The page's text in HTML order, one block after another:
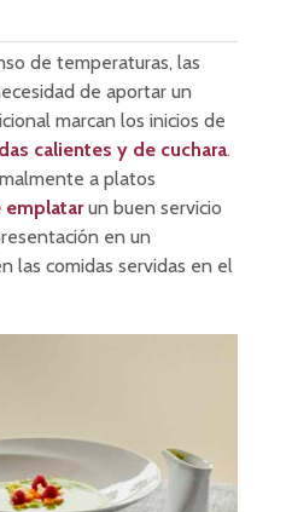
de temperaturas, las
de aportar un
marcan los inicios de
calientes y de cuchara.
a platos
emplatar un buen servicio
en un
las comidas servidas en el